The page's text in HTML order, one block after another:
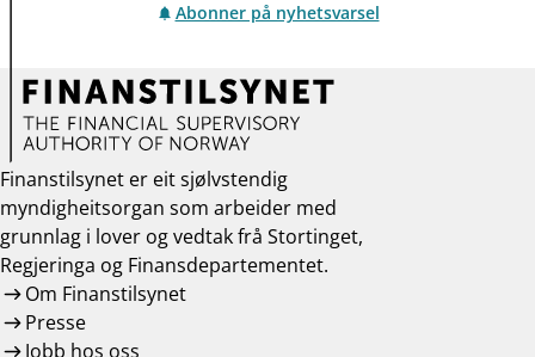
Abonner på nyhetsvarsel
Finanstilsynet er eit sjølvstendig
myndigheitsorgan som arbeider med
grunnlag i lover og vedtak frå Stortinget,
Regjeringa og Finansdepartementet.
Om Finanstilsynet
Presse
Jobb hos oss